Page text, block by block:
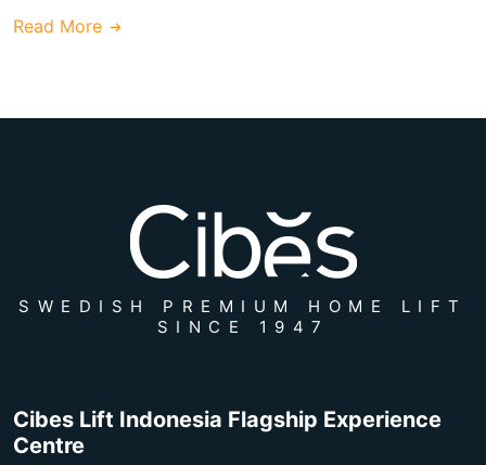
Read More
SWEDISH PREMIUM HOME LIFT
SINCE 1947
Cibes Lift Indonesia Flagship Experience
Centre